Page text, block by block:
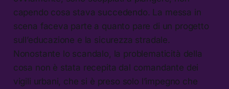
capendo cosa stava succedendo. La messa in
scena faceva parte a quanto pare di un progetto
sull’educazione e la sicurezza stradale.
Nonostante lo scandalo, la problematicità della
cosa non è stata recepita dal comandante dei
vigili urbani, che si è preso solo l’impegno che